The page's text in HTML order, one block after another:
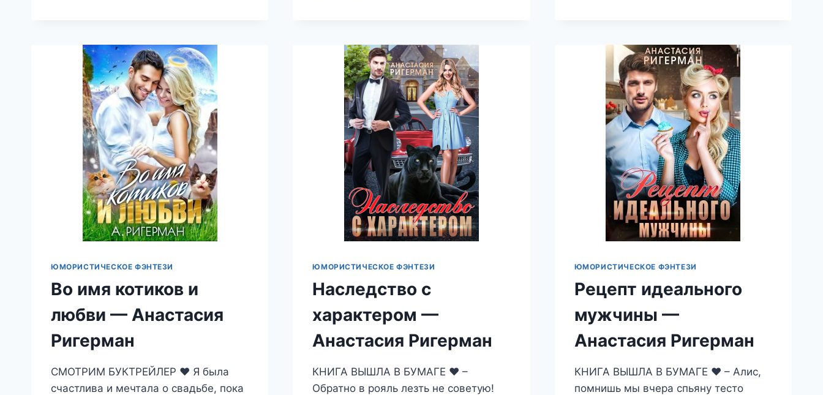
АНАСТАСИЯ
РИГЕРМАН
ЮМОРИСТИЧЕСКОЕ ФЭНТЕЗИ
Во имя котиков и
любви — Анастасия
Ригерман
СМОТРИМ БУКТРЕЙЛЕР ❤️ Я была
счастлива и мечтала о свадьбе, пока
ЮМОРИСТИЧЕСКОЕ ФЭНТЕЗИ
Наследство с
характером —
Анастасия Ригерман
КНИГА ВЫШЛА В БУМАГЕ ❤️ –
Обратно в рояль лезть не советую!
ЮМОРИСТИЧЕСКОЕ ФЭНТЕЗИ
Рецепт идеального
мужчины —
Анастасия Ригерман
КНИГА ВЫШЛА В БУМАГЕ ❤️ – Алис,
помнишь мы вчера спьяну тесто